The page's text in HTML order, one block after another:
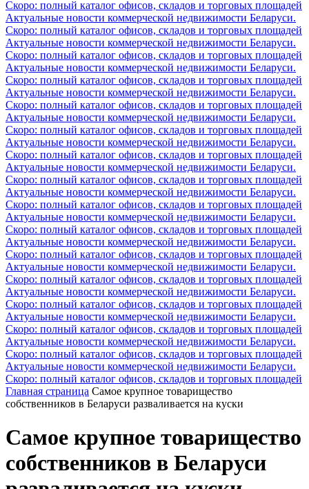
Скоро: полный каталог офисов, складов и торговых площадей
Актуальные новости коммерческой недвижимости Беларуси.
Скоро: полный каталог офисов, складов и торговых площадей
Актуальные новости коммерческой недвижимости Беларуси.
Скоро: полный каталог офисов, складов и торговых площадей
Актуальные новости коммерческой недвижимости Беларуси.
Скоро: полный каталог офисов, складов и торговых площадей
Актуальные новости коммерческой недвижимости Беларуси.
Скоро: полный каталог офисов, складов и торговых площадей
Актуальные новости коммерческой недвижимости Беларуси.
Скоро: полный каталог офисов, складов и торговых площадей
Актуальные новости коммерческой недвижимости Беларуси.
Скоро: полный каталог офисов, складов и торговых площадей
Актуальные новости коммерческой недвижимости Беларуси.
Скоро: полный каталог офисов, складов и торговых площадей
Актуальные новости коммерческой недвижимости Беларуси.
Скоро: полный каталог офисов, складов и торговых площадей
Актуальные новости коммерческой недвижимости Беларуси.
Скоро: полный каталог офисов, складов и торговых площадей
Актуальные новости коммерческой недвижимости Беларуси.
Скоро: полный каталог офисов, складов и торговых площадей
Актуальные новости коммерческой недвижимости Беларуси.
Скоро: полный каталог офисов, складов и торговых площадей
Актуальные новости коммерческой недвижимости Беларуси.
Скоро: полный каталог офисов, складов и торговых площадей
Актуальные новости коммерческой недвижимости Беларуси.
Скоро: полный каталог офисов, складов и торговых площадей
Актуальные новости коммерческой недвижимости Беларуси.
Скоро: полный каталог офисов, складов и торговых площадей
Актуальные новости коммерческой недвижимости Беларуси.
Скоро: полный каталог офисов, складов и торговых площадей
Главная страница Самое крупное товарищество
собственников в Беларуси разваливается на куски
Самое крупное товарищество
собственников в Беларуси